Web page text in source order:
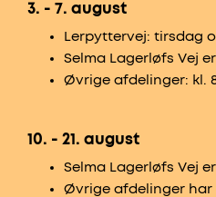
3. - 7. august
Lerpyttervej: tirsdag
Selma Lagerløfs Vej
Øvrige afdelinger: kl.
10. - 21. august
Selma Lagerløfs Vej
Øvrige afdelinger har